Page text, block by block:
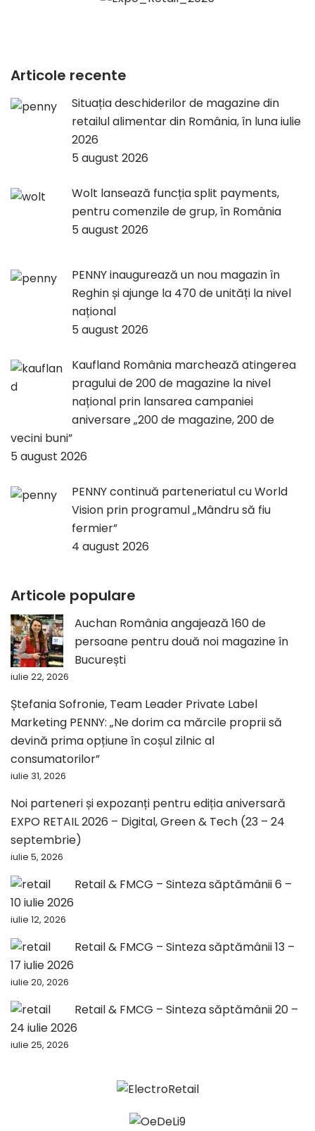
Articole recente
Situația deschiderilor de magazine din
retailul alimentar din România, în luna iulie
2026
5 august 2026
Wolt lansează funcția split payments,
pentru comenzile de grup, în România
5 august 2026
PENNY inaugurează un nou magazin în
Reghin și ajunge la 470 de unități la nivel
național
5 august 2026
Kaufland România marchează atingerea
pragului de 200 de magazine la nivel
național prin lansarea campaniei
aniversare „200 de magazine, 200 de
vecini buni”
5 august 2026
PENNY continuă parteneriatul cu World
Vision prin programul „Mândru să fiu
fermier”
4 august 2026
Articole populare
Auchan România angajează 160 de
persoane pentru două noi magazine în
București
iulie 22, 2026
Ștefania Sofronie, Team Leader Private Label
Marketing PENNY: „Ne dorim ca mărcile proprii să
devină prima opțiune în coșul zilnic al
consumatorilor”
iulie 31, 2026
Noi parteneri și expozanți pentru ediția aniversară
EXPO RETAIL 2026 – Digital, Green & Tech (23 – 24
septembrie)
iulie 5, 2026
Retail & FMCG – Sinteza săptămânii 6 –
10 iulie 2026
iulie 12, 2026
Retail & FMCG – Sinteza săptămânii 13 –
17 iulie 2026
iulie 20, 2026
Retail & FMCG – Sinteza săptămânii 20 –
24 iulie 2026
iulie 25, 2026